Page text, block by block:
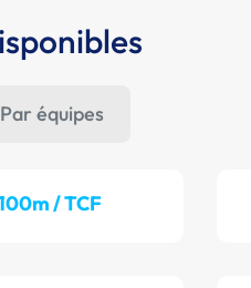
Par équipes
/ TCF